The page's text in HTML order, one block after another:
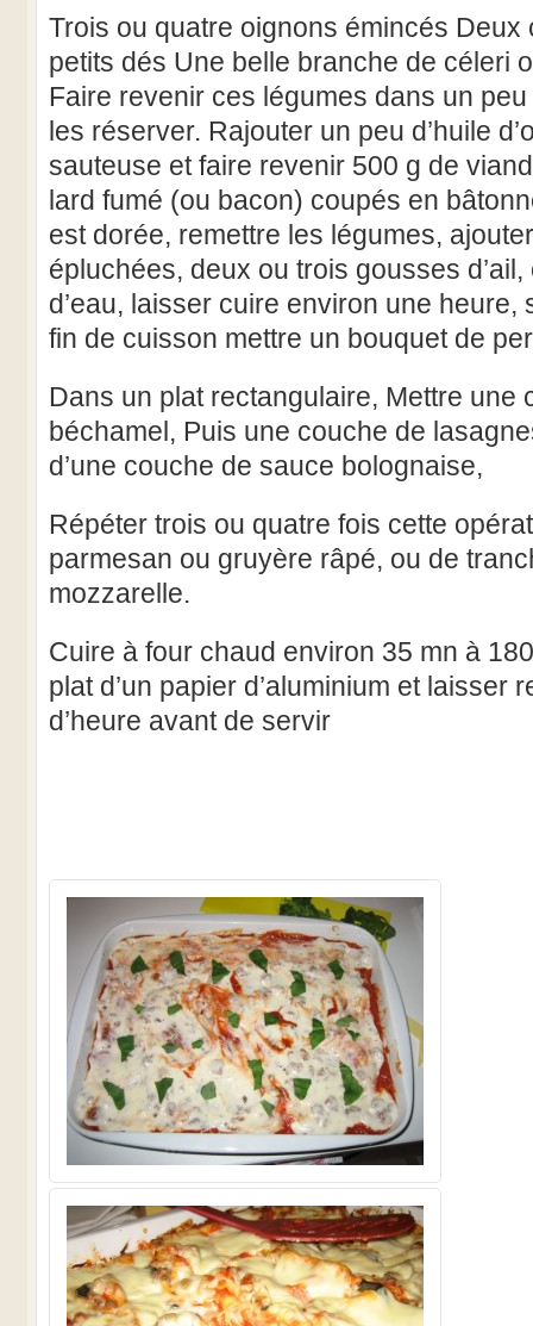
Trois ou quatre oignons émincés
petits dés Une belle branche de céleri
Faire revenir ces légumes dans un peu
les réserver. Rajouter un peu d’huile
sauteuse et faire revenir 500 g de
lard fumé (ou bacon) coupés en
est dorée, remettre les légumes,
épluchées, deux ou trois gousses
d’eau, laisser cuire environ une heure,
fin de cuisson mettre un bouquet de
Dans un plat rectangulaire, Mettre une
béchamel, Puis une couche de
d’une couche de sauce bolognaise,
Répéter trois ou quatre fois cette
parmesan ou gruyère râpé, ou de
mozzarelle.
Cuire à four chaud environ 35 mn à
plat d’un papier d’aluminium et laisser
d’heure avant de servir